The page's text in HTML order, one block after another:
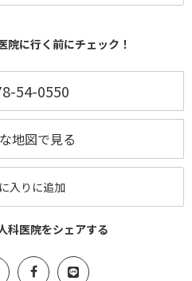
院に行く前にチェック！
54-0550
地図で見る
入りに追加
科医院をシェアする